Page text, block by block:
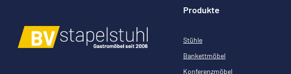
Produkte
Stühle
Bankettmöbel
Konferenzmöbel